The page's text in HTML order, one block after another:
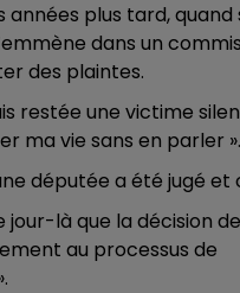
années plus tard,
dans un
des plaintes.
restée une victime
ma vie sans en parler ».
députée a été jugé et
jour-là que la décision
au processus de